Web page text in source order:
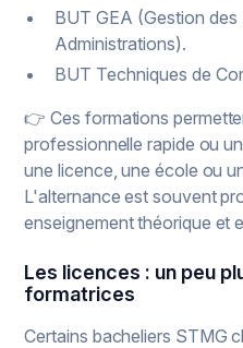
BUT GEA (Gestion des
Administrations).
BUT Techniques de
👉 Ces formations
professionnelle rapide ou
une licence, une école ou
L'alternance est souvent
enseignement théorique et
Les licences : un peu
formatrices
Certains bacheliers STMG